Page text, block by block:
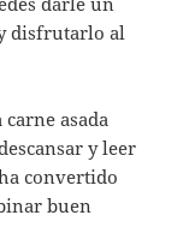
disfrutarlo al
asada
y leer
convertido
buen